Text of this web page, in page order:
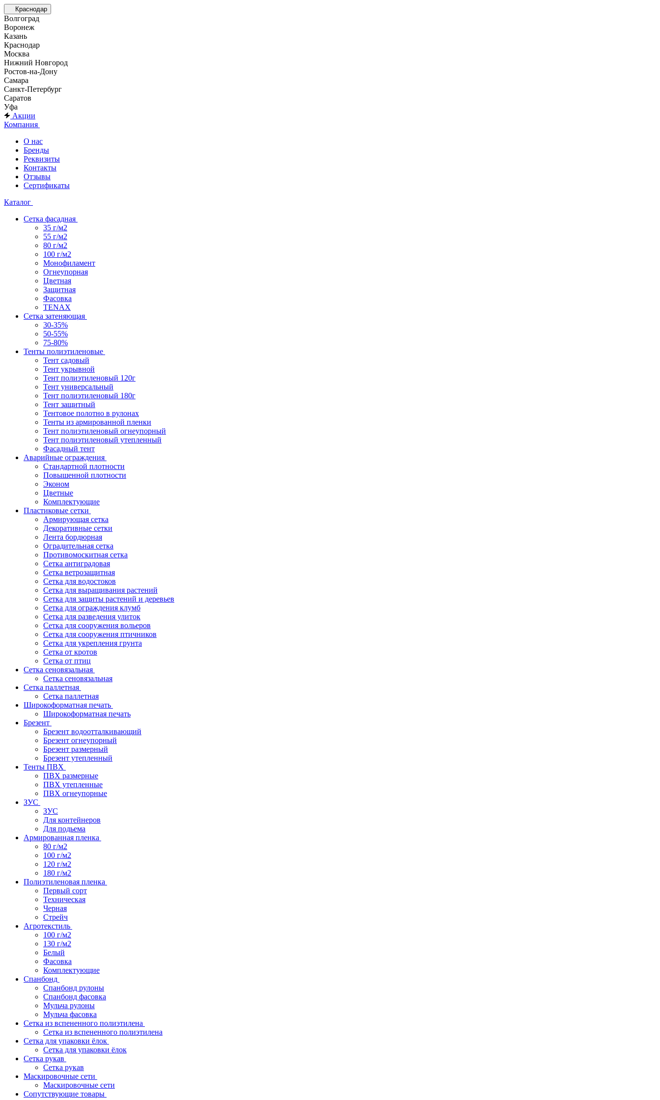
Краснодар
Волгоград
Воронеж
Казань
Краснодар
Москва
Нижний Новгород
Ростов-на-Дону
Самара
Санкт-Петербург
Саратов
Уфа
Акции
Компания
О нас
Бренды
Реквизиты
Контакты
Отзывы
Сертификаты
Каталог
Сетка фасадная
35 г/м2
55 г/м2
80 г/м2
100 г/м2
Монофиламент
Огнеупорная
Цветная
Защитная
Фасовка
TENAX
Сетка затеняющая
30-35%
50-55%
75-80%
Тенты полиэтиленовые
Тент садовый
Тент укрывной
Тент полиэтиленовый 120г
Тент универсальный
Тент полиэтиленовый 180г
Тент защитный
Тентовое полотно в рулонах
Тенты из армированной пленки
Тент полиэтиленовый огнеупорный
Тент полиэтиленовый утепленный
Фасадный тент
Аварийные ограждения
Стандартной плотности
Повышенной плотности
Эконом
Цветные
Комплектующие
Пластиковые сетки
Армирующая сетка
Декоративные сетки
Лента бордюрная
Оградительная сетка
Противомоскитная сетка
Сетка антиградовая
Сетка ветрозащитная
Сетка для водостоков
Сетка для выращивания растений
Сетка для защиты растений и деревьев
Сетка для ограждения клумб
Сетка для разведения улиток
Сетка для сооружения вольеров
Сетка для сооружения птичников
Сетка для укрепления грунта
Сетка от кротов
Сетка от птиц
Сетка сеновязальная
Сетка сеновязальная
Сетка паллетная
Сетка паллетная
Широкоформатная печать
Широкоформатная печать
Брезент
Брезент водоотталкивающий
Брезент огнеупорный
Брезент размерный
Брезент утепленный
Тенты ПВХ
ПВХ размерные
ПВХ утепленные
ПВХ огнеупорные
ЗУС
ЗУС
Для контейнеров
Для подьема
Армированная пленка
80 г/м2
100 г/м2
120 г/м2
180 г/м2
Полиэтиленовая пленка
Первый сорт
Техническая
Черная
Стрейч
Агротекстиль
100 г/м2
130 г/м2
Белый
Фасовка
Комплектующие
Спанбонд
Спанбонд рулоны
Спанбонд фасовка
Мульча рулоны
Мульча фасовка
Сетка из вспененного полиэтилена
Сетка из вспененного полиэтилена
Сетка для упаковки ёлок
Сетка для упаковки ёлок
Сетка рукав
Сетка рукав
Маскировочные сети
Маскировочные сети
Сопутствующие товары